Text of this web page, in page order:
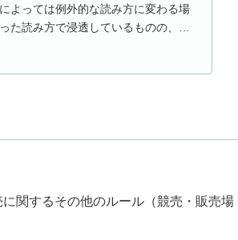
よっては例外的な読み方に変わる場
た読み方で浸透しているものの、本
関するその他のルール（競売・販売場